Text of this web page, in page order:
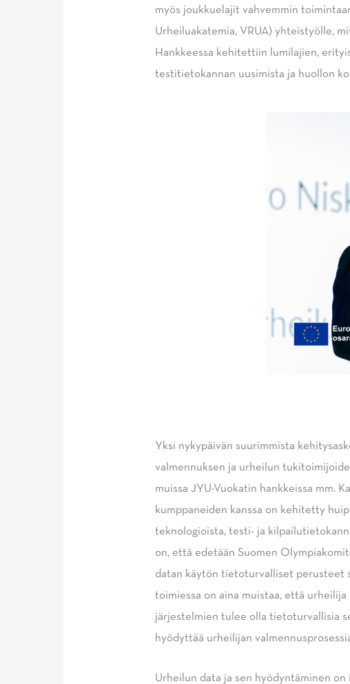
myös joukkuelajit vahvemmin
Urheiluakatemia, VRUA) yhteistyölle,
Hankkeessa kehitettiin lumilajien,
testitietokannan uusimista ja huollon
Yksi nykypäivän suurimmista
valmennuksen ja urheilun
muissa JYU-Vuokatin hankkeissa mm.
kumppaneiden kanssa on kehitetty
teknologioista, testi- ja
on, että edetään Suomen
datan käytön tietoturvalliset perusteet
toimiessa on aina muistaa, että
järjestelmien tulee olla tietoturvallisia
hyödyttää urheilijan
Urheilun data ja sen hyödyntäminen on